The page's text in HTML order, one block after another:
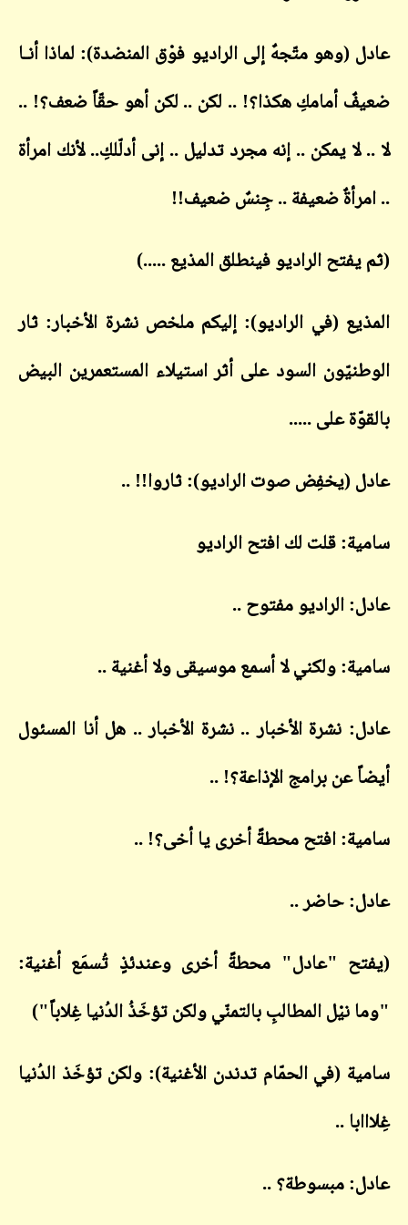
عادل (وهو متّجهٌ إلى الراديو فوْق المنضدة): لماذا أنـا
ضعيفٌ أمامكِ هكذا؟! .. لكن .. لكن أهو حقّاً ضعف؟! ..
لا .. لا يمكن .. إنه مجرد تدليل .. إنى أدلّلكِ.. لأنك امرأة
.. امرأةٌ ضعيفة .. جِنسٌ ضعيف!!
(ثم يفتح الراديو فينطلق المذيع .....)
المذيع (في الراديو): إليكم ملخص نشرة الأخبار: ثار
الوطنيّون السود على أثر استيلاء المستعمرين البيض
بالقوّة على .....
عادل (يخفِض صوت الراديو): ثاروا!! ..
سامية: قلت لك افتح الراديو
عادل: الراديو مفتوح ..
سامية: ولكني لا أسمع موسيقى ولا أغنية ..
عادل: نشرة الأخبار .. نشرة الأخبار .. هل أنا المسئول
أيضاً عن برامج الإذاعة؟! ..
سامية: افتح محطةً أخرى يا أخى؟! ..
عادل: حاضر ..
(يفتح "عادل" محطةً أخرى وعندئذٍ تُسمَع أغنية:
"وما نيْل المطالبِ بالتمنّي ولكن تؤخَذُ الدُنيا غِلاباً")
سامية (في الحمّام تدندن الأغنية): ولكن تؤخَذ الدُنيا
غِلااابا ..
عادل: مبسوطة؟ ..